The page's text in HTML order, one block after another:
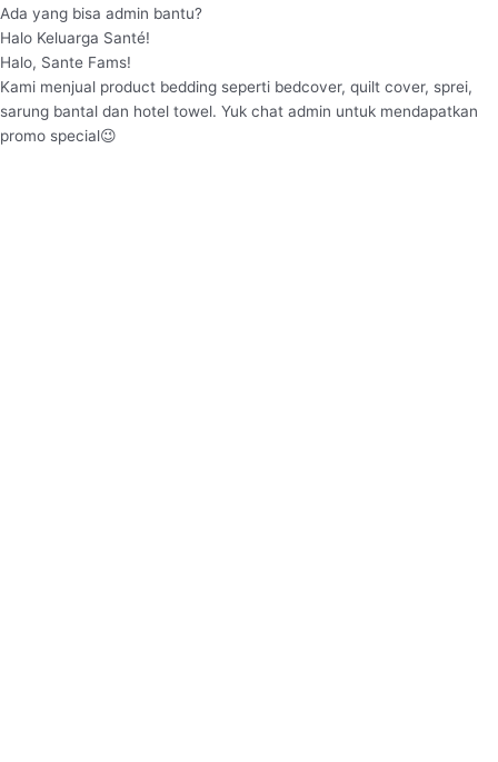
Ada yang bisa admin bantu?
Halo Keluarga Santé!
Halo, Sante Fams!
Kami menjual product bedding seperti bedcover, quilt cover, sprei,
sarung bantal dan hotel towel. Yuk chat admin untuk mendapatkan
promo special😉